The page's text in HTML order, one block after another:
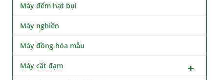
Máy đếm hạt bụi
Máy nghiền
Máy đồng hóa mẫu
Máy cất đạm